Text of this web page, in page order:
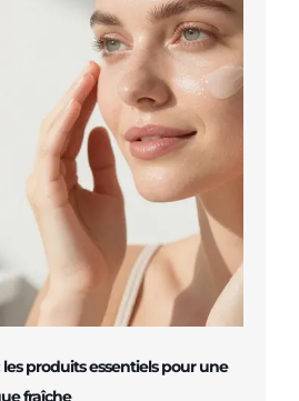
produits essentiels pour une
fraîche